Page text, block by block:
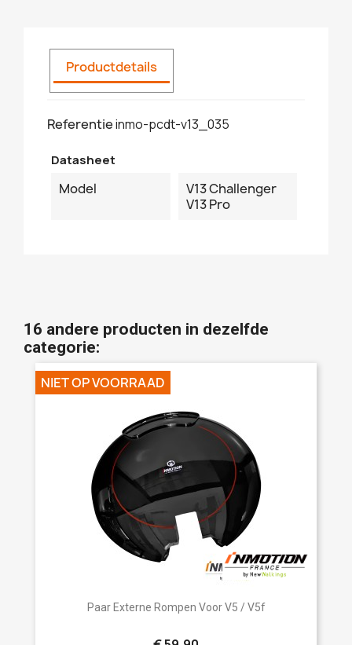
Productdetails
Referentieinmo-pcdt-v13_035
Datasheet
Model
V13 Challenger
V13 Pro
16 andere producten in dezelfde
categorie:
Paar Externe Rompen Voor V5 / V5f
NIET OP VOORRAAD